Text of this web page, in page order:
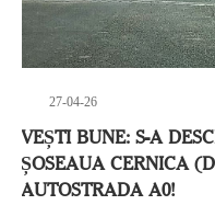
27-04-26
VEȘTI BUNE: S-A
ȘOSEAUA CERNICA
AUTOSTRADA A0!